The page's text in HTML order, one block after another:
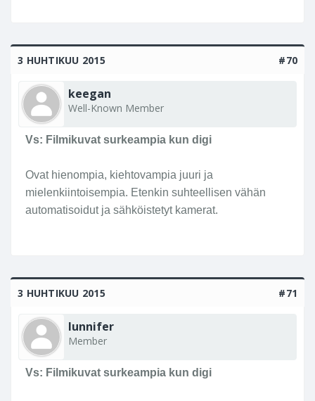
3 HUHTIKUU 2015 #70
keegan
Well-Known Member
Vs: Filmikuvat surkeampia kun digi
Ovat hienompia, kiehtovampia juuri ja
mielenkiintoisempia. Etenkin suhteellisen vähän
automatisoidut ja sähköistetyt kamerat.
3 HUHTIKUU 2015 #71
lunnifer
Member
Vs: Filmikuvat surkeampia kun digi